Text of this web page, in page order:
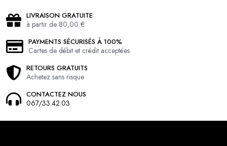
LIVRAISON GRATUITE
à partir de 80,00 €
PAYMENTS SÉCURISÉS À 100%
Cartes de débit et crédit acceptées
RETOURS GRATUITS
Achetez sans risque
CONTACTEZ NOUS
067/33.42.03